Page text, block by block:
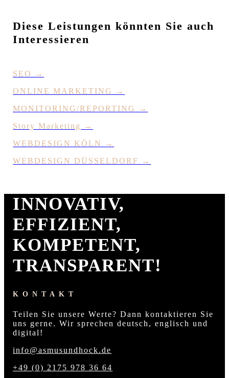
Diese Leistungen könnten Sie auch
Interessieren
SEO →
ONLINE MARKETING →
MONITORING/REPORTING →
Story Marketing →
WEBDESIGN KÖLN →
WEBDESIGN DÜSSELDORF →
INNOVATIV,
EFFIZIENT,
KOMPETENT,
TRANSPARENT!
KONTAKT
Teilen Sie unsere Werte? Dann kontaktieren Sie
uns gerne. Wir sprechen deutsch, englisch und
digital!
info@asmusundhock.de
+49 (0) 2175 978 36 64